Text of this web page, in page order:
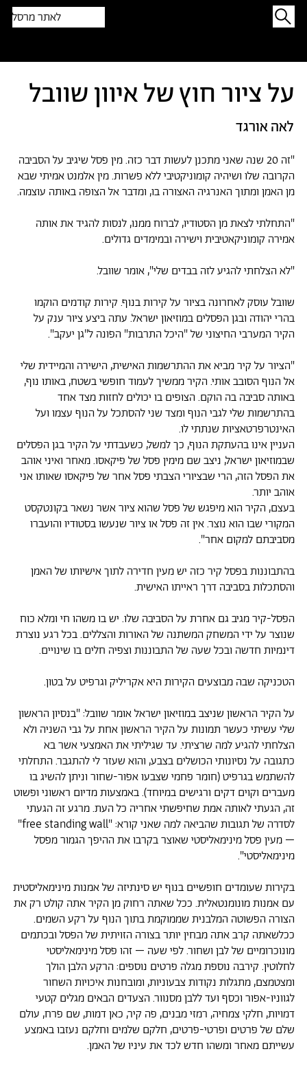
לאתר מרסל
"זה 20 שנה שאני מתכנן לעשות דבר כזה. מין פסל שיגיב על הסביבה
הקרובה שלו ושיהיה קומוניקטיבי ללא פשרות. מין אלמנט אמיתי שבא
מן האמן ומתוך האנרגיה האצורה בו, ומדבר אל הצופה באותה עוצמה.
"התחלתי לצאת מן הסטודיו, לברוח ממנו, לנסות להגיד את אותה
אמירה קומוניקאטיבית וישירה ובמימדים גדולים.
"לא הצלחתי להגיע לזה בבדים שלי", אומר שוובל.
שוובל עוסק לאחרונה בציור על קירות בנוף. קירות קודמים הוקמו
בהרי יהודה ובגן הפסלים במוזיאון ישראל. עתה ביצע ציור ענק על
הקיר המערבי החיצוני של "היכל התרבות" הפונה ל"גן יעקב".
"הציור על קיר מביא את ההתרשמות האישית, הישירה והמיידית שלי
אל הנוף הסובב אותי. הקיר ממשיך לעמוד חופשי בשטח, באותו נוף,
באותה סביבה בה הוקם. הצופים בו יכולים לחזות מצד אחד
בהתרשמות שלי לגבי הנוף ומצד שני להסתכל על הנוף עצמו ועל
האינטרפרטאציות שנתתי לו.
העניין אינו בהעתקת הנוף, כך למשל, כשעבדתי על הקיר בגן הפסלים
שבמוזיאון ישראל, ניצב שם מימין פסל של פיקאסו. מאחר ואיני אוהב
את הפסל הזה, הרי שבציורי הצבתי פסל אחר של פיקאסו שאותו אני
אוהב יותר.
בעצם, הקיר הוא מיפגש של פסל שהוא ציור אשר נשאר בקונטקסט
המקורי שבו הוא נוצר. אין זה פסל או ציור שנעשו בסטודיו והועברו
מסביבתם למקום אחר".
בהתבוננות בפסל קיר כזה יש מעין חדירה לתוך אישיותו של האמן
והסתכלות בסביבה דרך ראייתו האישית.
הפסל-קיר מגיב גם אחרת על הסביבה שלו. יש בו משהו חי ומלא כוח
שנוצר על ידי המשחק המשתנה של האורות והצללים. בכל רגע נוצרת
דינמיות חדשה ובכל שעה של התבוננות וצפיה חלים בו שינויים.
הטכניקה שבה מבוצעים הקירות היא אקריליק וגרפיט על בטון.
על הקיר הראשון שניצב במוזיאון ישראל אומר שוובל: "בנסיון הראשון
שלי עשיתי כעשר תמונות על הקיר הראשון אחת על גבי השניה ולא
הצלחתי להגיע למה שרציתי. עד שגיליתי את האמצעי אשר בא
כתגובה על נסיונותי הכושלים בצבע, והוא שעזר לי להתגבר. התחלתי
להשתמש בגרפיט (חומר פחמי שצבעו אפור-שחור וניתן להשיג בו
מעברים וקוים דקים ורגישים במיוחד). באמצעות מדיום ראשוני ופשוט
זה, הגעתי לאותה אמת שחיפשתי אחריה כל העת. מרגע זה הגעתי
לסדרה של תגובות שהביאה למה שאני קורא: "free standing wall"
– מעין פסל מינימאליסטי שאוצר בקרבו את ההיפך הגמור מפסל
מינימאליסטי".
בקירות שעומדים חופשיים בנוף יש סינתיזה של אמנות מינימאליסטית
עם אמנות מונומנטאלית. ככל שאתה רחוק מן הקיר אתה קולט רק את
הצורה הפשוטה המלבנית שממוקמת בתוך הנוף על רקע השמים.
ככלשאתה קרב אתה מבחין יותר בצורה הזויתית של הפסל ובכתמים
מונוכרומיים של לבן ושחור. לפי שעה – זהו פסל מינימאליסטי
לחלוטין. קירבה נוספת מגלה פרטים נוספים: הרקע הלבן הולך
ומצטמצם, מתגלות נקודות צבעוניות, ומובחנות איכויות השחור
לגווניו-אפור וכסף ועד ללבן מסנוור. הצעדים הבאים מגלים קטעי
דמויות, חלקי צמחיה, רמזי מבנים, פה קיר, כאן דמות, שם פרח, עולם
שלם של פרטים ופרטי-פרטים, חלקם שלמים וחלקם נעזבו באמצע
עשייתם מאחר ומשהו חדש לכד את עיניו של האמן.
על ציור חוץ של איוון שוובל
לאה אורגד